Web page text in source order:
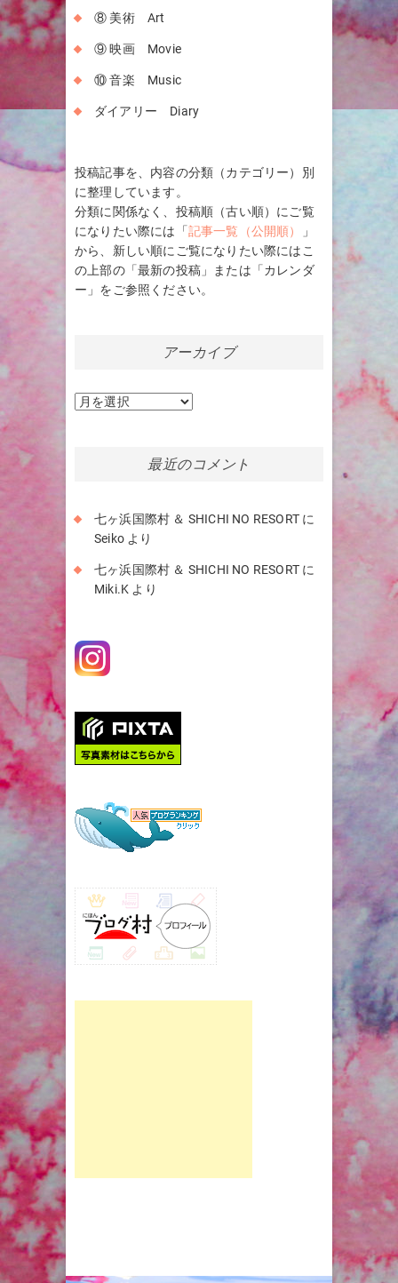
⑧ 美術 Art
⑨ 映画 Movie
⑩ 音楽 Music
ダイアリー Diary
投稿記事を、内容の分類（カテゴリー）別
に整理しています。
分類に関係なく、投稿順（古い順）にご覧
になりたい際には「記事一覧（公開順）
」
から、新しい順にご覧になりたい際にはこ
の上部の「最新の投稿」または「カレンダ
ー」をご参照ください。
アーカイブ
ア
最近のコメント
七ヶ浜国際村 ＆ SHICHI NO RESORT に
Seiko より
七ヶ浜国際村 ＆ SHICHI NO RESORT に
Miki.K より